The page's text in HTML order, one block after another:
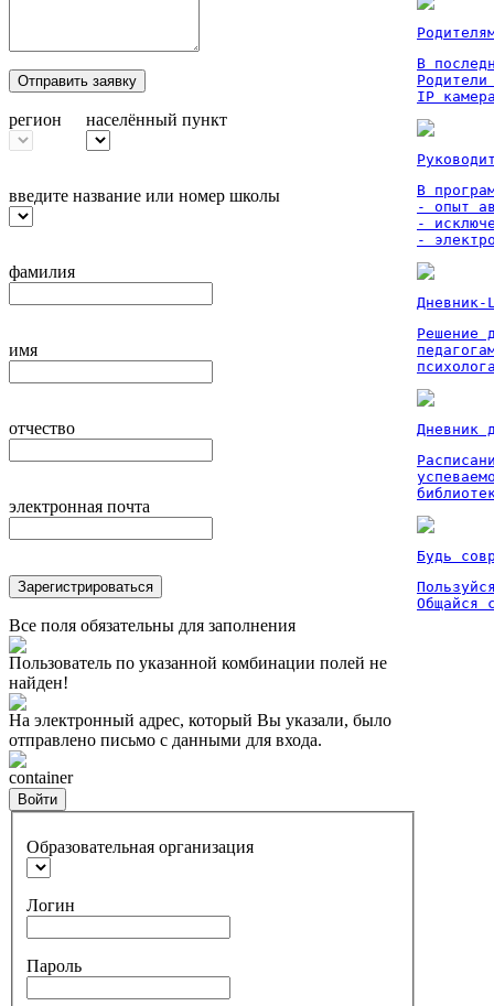
Отправить заявку
регион населённый пункт
введите название или номер школы
фамилия
имя
отчество
электронная почта
Зарегистрироваться
Все поля обязательны для заполнения
Пользователь по указанной комбинации полей не
найден!
На электронный адрес, который Вы указали, было
отправлено письмо с данными для входа.
container
Войти
Образовательная организация
Логин
Пароль
В
IP
В
- опыт
-
-
Дневник-
Решение
Дневник
Будь
Общайся